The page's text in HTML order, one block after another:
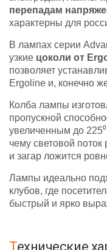
перепадам
характерны для
В лампах серии
узкие цоколи от
позволяет
Ergoline и, конечно
Колба лампы
пропускной
увеличенным до
чему световой
и загар ложится
Лампы идеально
клубов, где
быстрый и ярко
Технические